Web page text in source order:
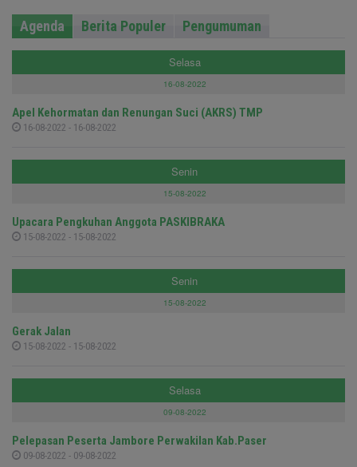
Agenda Berita Populer Pengumuman
Selasa
16-08-2022
Apel Kehormatan dan Renungan Suci (AKRS) TMP
16-08-2022 - 16-08-2022
Senin
15-08-2022
Upacara Pengkuhan Anggota PASKIBRAKA
15-08-2022 - 15-08-2022
Senin
15-08-2022
Gerak Jalan
15-08-2022 - 15-08-2022
Selasa
09-08-2022
Pelepasan Peserta Jambore Perwakilan Kab.Paser
09-08-2022 - 09-08-2022